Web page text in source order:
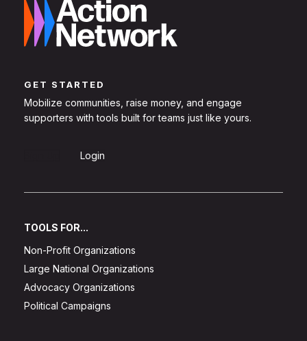
GET STARTED
Mobilize communities, raise money, and engage
supporters with tools built for teams just like yours.
Login
TOOLS FOR...
Non-Profit Organizations
Large National Organizations
Advocacy Organizations
Political Campaigns